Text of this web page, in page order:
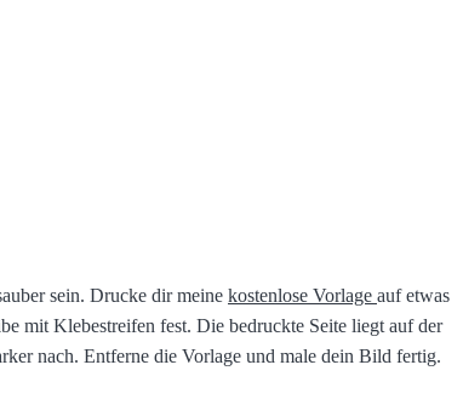
sein. Drucke dir meine kostenlose Vorlage auf etwas
mit Klebestreifen fest. Die bedruckte Seite liegt auf der
nach. Entferne die Vorlage und male dein Bild fertig.